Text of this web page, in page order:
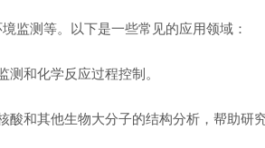
测等。以下是一些常见的应用领域：
和化学反应过程控制。
其他生物大分子的结构分析，帮助研